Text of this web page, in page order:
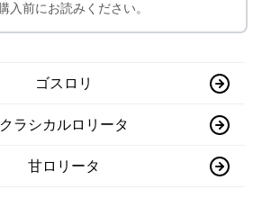
入前にお読みください。
ゴスロリ
クラシカルロリータ
甘ロリータ